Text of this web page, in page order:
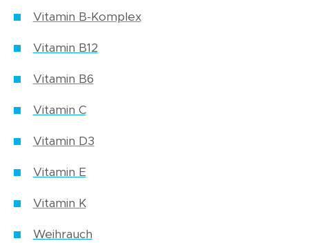
Vitamin B-Komplex
Vitamin B12
Vitamin B6
Vitamin C
Vitamin D3
Vitamin E
Vitamin K
Weihrauch